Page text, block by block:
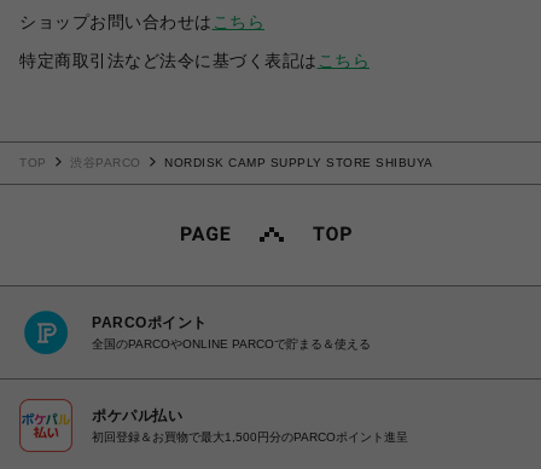
ショップお問い合わせは こちら
特定商取引法など法令に基づく表記は こちら
TOP 渋谷PARCO NORDISK CAMP SUPPLY STORE SHIBUYA
PARCOポイント
全国のPARCOやONLINE PARCOで貯まる＆使える
ポケパル払い
初回登録＆お買物で最大1,500円分のPARCOポイント進呈